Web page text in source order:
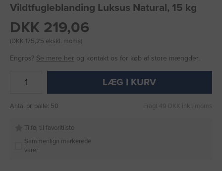
Vildtfugleblanding Luksus Natural, 15 kg
DKK 219,06
(DKK 175,25 ekskl. moms)
Engros? Se mere her og kontakt os for køb af store mængder.
LÆG I KURV
Antal pr. palle: 50 Fragt 49 DKK inkl. moms
Tilføj til favoritliste
Sammenlign markerede
varer